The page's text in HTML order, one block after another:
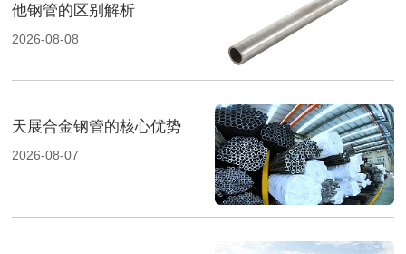
他钢管的区别解析
2026-08-08
天展合金钢管的核心优势
2026-08-07